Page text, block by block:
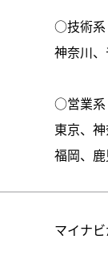
○技術系
神奈川
○営業系
東京、
福岡、
マイナ